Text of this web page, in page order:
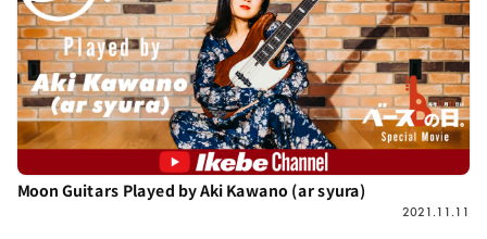
Moon Guitars Played by Aki Kawano (ar syura)
2021.11.11